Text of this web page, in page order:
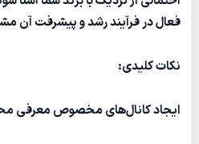
فعال در فرآیند رشد و پیشرفت آن
نکات کلیدی:
ایجاد کانال‌های مخصوص معرفی